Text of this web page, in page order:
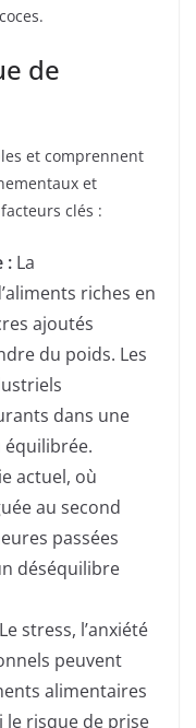
de
et comprennent
et
clés :
: La
riches en
ajoutés
du poids. Les
dans une
actuel, où
au second
passées
déséquilibre
Le stress, l’anxiété
peuvent
alimentaires
le risque de prise